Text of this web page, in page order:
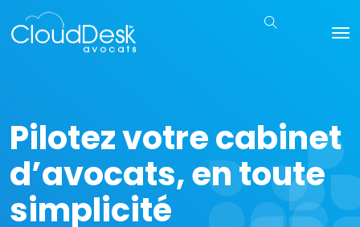
Pilotez votre cabinet
d’avocats, en toute
simplicité